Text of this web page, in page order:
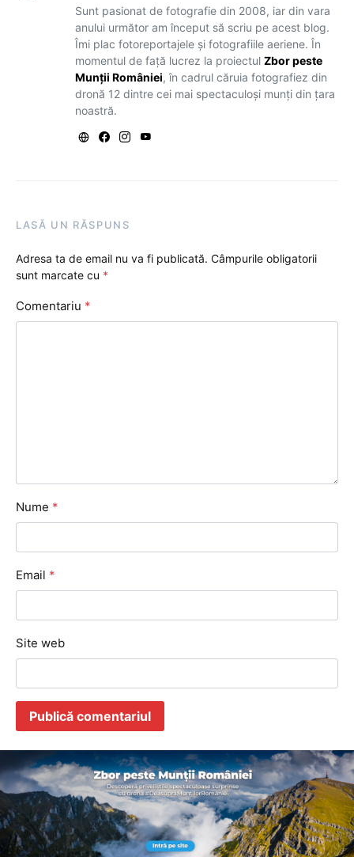
Sunt pasionat de fotografie din 2008, iar din vara
anului următor am început să scriu pe acest blog.
Îmi plac fotoreportajele și fotografiile aeriene. În
momentul de față lucrez la proiectul Zbor peste
Munții României, în cadrul căruia fotografiez din
dronă 12 dintre cei mai spectaculoși munți din țara
noastră.
LASĂ UN RĂSPUNS
Adresa ta de email nu va fi publicată. Câmpurile obligatorii
sunt marcate cu *
Comentariu *
Nume *
Email *
Site web